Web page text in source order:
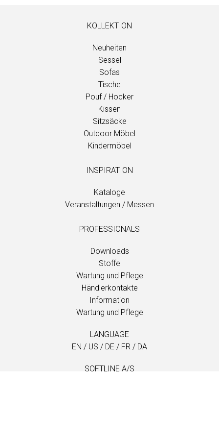
KOLLEKTION
Neuheiten
Sessel
Sofas
Tische
Pouf / Hocker
Kissen
Sitzsäcke
Outdoor Möbel
Kindermöbel
INSPIRATION
Kataloge
Veranstaltungen / Messen
PROFESSIONALS
Downloads
Stoffe
Wartung und Pflege
Händlerkontakte
Information
Wartung und Pflege
LANGUAGE
EN / US / DE / FR / DA
SOFTLINE A/S